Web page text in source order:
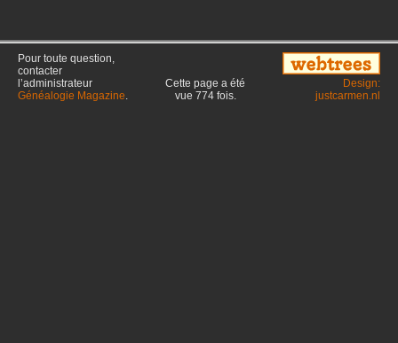
Pour toute question,
contacter
l’administrateur
Généalogie Magazine.
Cette page a été
vue 774fois.
Design:
justcarmen.nl